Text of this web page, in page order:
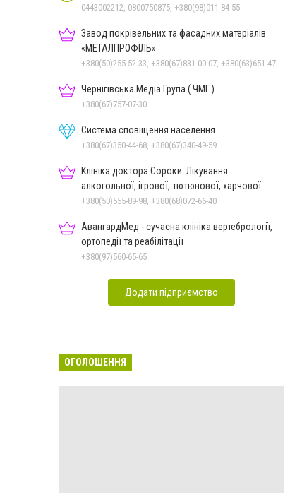
0443002212, 0800750875, +380(98)011-84-55
Завод покрівельних та фасадних матеріалів
«МЕТАЛПРОФІЛЬ»
Чернігівська Медіа Група ( ЧМГ )
+380(67)757-07-30
Система сповіщення населення
+380(67)350-44-68, +380(67)340-49-59
Клініка доктора Сороки. Лікування:
алкогольної, ігрової, тютюнової, харчової
залежностей, неврозів т
+380(50)555-89-98, +380(68)072-66-40
АвангардМед - сучасна клініка вертебрології,
ортопедії та реабілітації
+380(97)560-65-65
Додати підприємство
ОГОЛОШЕННЯ